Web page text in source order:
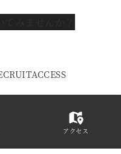
ACCESS
All Rights
アクセス